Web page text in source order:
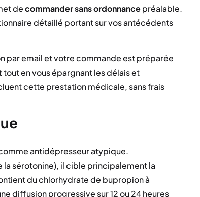
decommandersans ordonnancepréalable.
détaillé portant sur vos antécédents
par email et votre commande est préparée
tout en vous épargnant les délais et
cette prestation médicale, sans frais
antidépresseur atypique.
la sérotonine), il cible principalement la
du chlorhydrate de bupropion à
diffusion progressive sur 12 ou 24 heures